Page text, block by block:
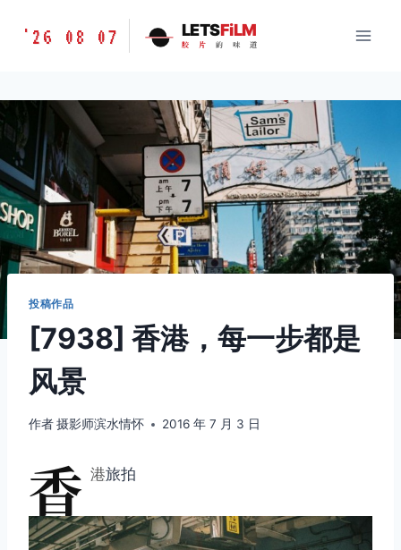
胶
味
道
LETSFILM
'26 08 07 LETSFiLM
胶 片 的 味 道
投稿作品
[7938] 香港，每一步都是
风景
作者摄影师滨水情怀 2016 年 7 月 3 日
香 港旅拍